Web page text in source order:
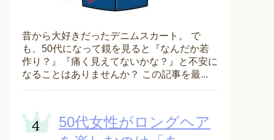
昔から大好きだったデニムスカート。 で
も、50代になって鏡を見ると『なんだか若
作り？』『痛く見えてないかな？』と不安に
なることはありませんか？ この記事を最...
50代女性がロングヘア